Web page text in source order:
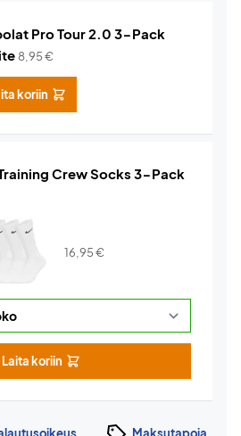
Pro Tour 2.0 3-Pack
8,95€
koriin
Crew Socks 3-Pack
16,95€
Laita koriin
Maksutapoja